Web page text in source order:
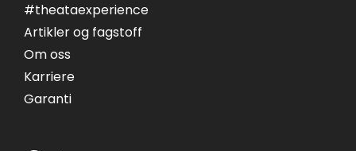
#theataexperience
Artikler og fagstoff
Om oss
Karriere
Garanti